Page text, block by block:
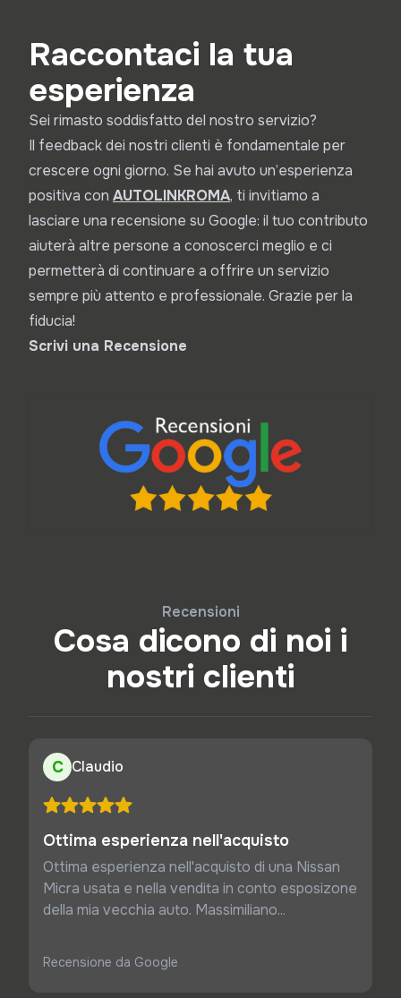
Raccontaci la tua
esperienza
Sei rimasto soddisfatto del nostro servizio?
Il feedback dei nostri clienti è fondamentale per
crescere ogni giorno. Se hai avuto un’esperienza
positiva con AUTOLINKROMA, ti invitiamo a
lasciare una recensione su Google: il tuo contributo
aiuterà altre persone a conoscerci meglio e ci
permetterà di continuare a offrire un servizio
sempre più attento e professionale. Grazie per la
fiducia!
Scrivi una Recensione
Recensioni
Cosa dicono di noi i
nostri clienti
C Claudio
Ottima esperienza nell'acquisto
Ottima esperienza nell'acquisto di una Nissan
Micra usata e nella vendita in conto esposizone
della mia vecchia auto. Massimiliano...
Recensione da Google